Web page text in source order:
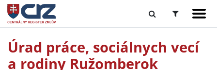
Úrad práce, sociálnych vecí
a rodiny Ružomberok